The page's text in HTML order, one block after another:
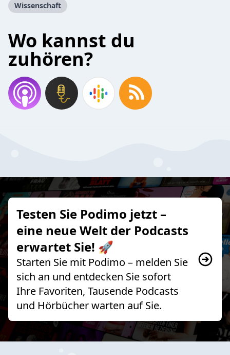
Wissenschaft
Wo kannst du
zuhören?
Testen Sie Podimo jetzt –
eine neue Welt der Podcasts
erwartet Sie! 🚀
Starten Sie mit Podimo – melden Sie
sich an und entdecken Sie sofort
Ihre Favoriten, Tausende Podcasts
und Hörbücher warten auf Sie.